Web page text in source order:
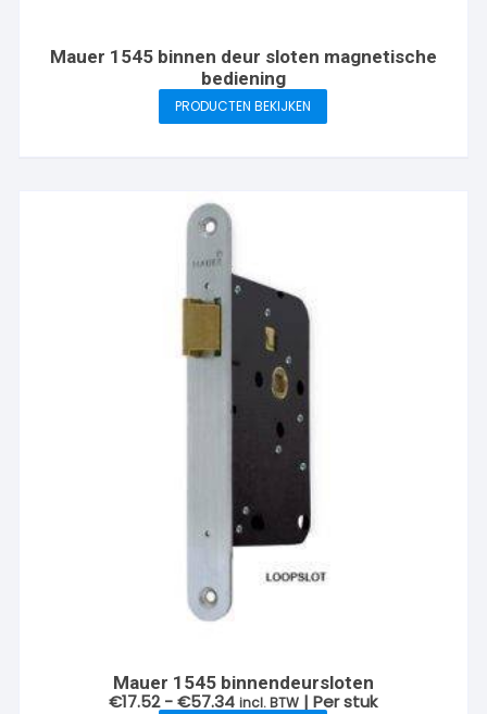
Mauer 1545 binnen deur sloten magnetische
bediening
PRODUCTEN BEKIJKEN
Mauer 1545 binnendeursloten
€17.52 - €57.34Prijsklasse:
incl. BTW | Per stuk